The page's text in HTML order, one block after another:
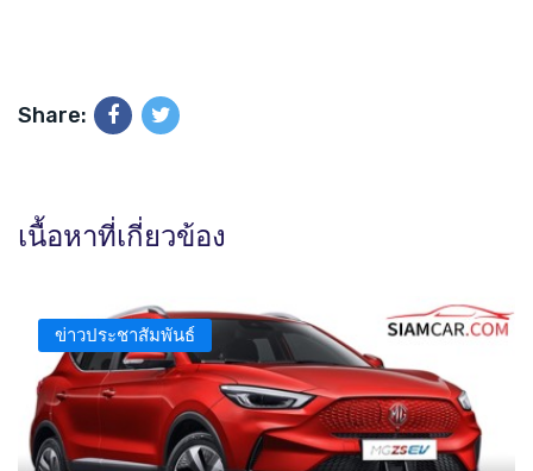
Share:
เนื้อหาที่เกี่ยวข้อง
ข่าวประชาสัมพันธ์